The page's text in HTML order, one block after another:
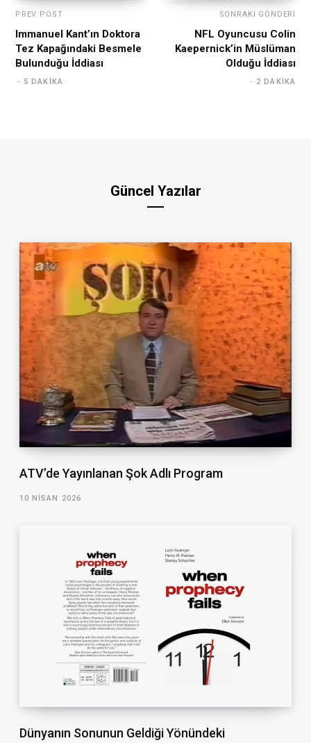
PREV POST
Immanuel Kant’ın Doktora
Tez Kapağındaki Besmele
Bulunduğu İddiası
5 DAKIKA
SONRAKI GÖNDERI
NFL Oyuncusu Colin
Kaepernick’in Müslüman
Olduğu İddiası
2 DAKIKA
Güncel Yazılar
ATV’de Yayınlanan Şok Adlı Program
10 NISAN 2026
Dünyanın Sonunun Geldiği Yönündeki